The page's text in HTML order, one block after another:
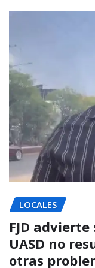
LOCALES
FJD
UASD no
otras